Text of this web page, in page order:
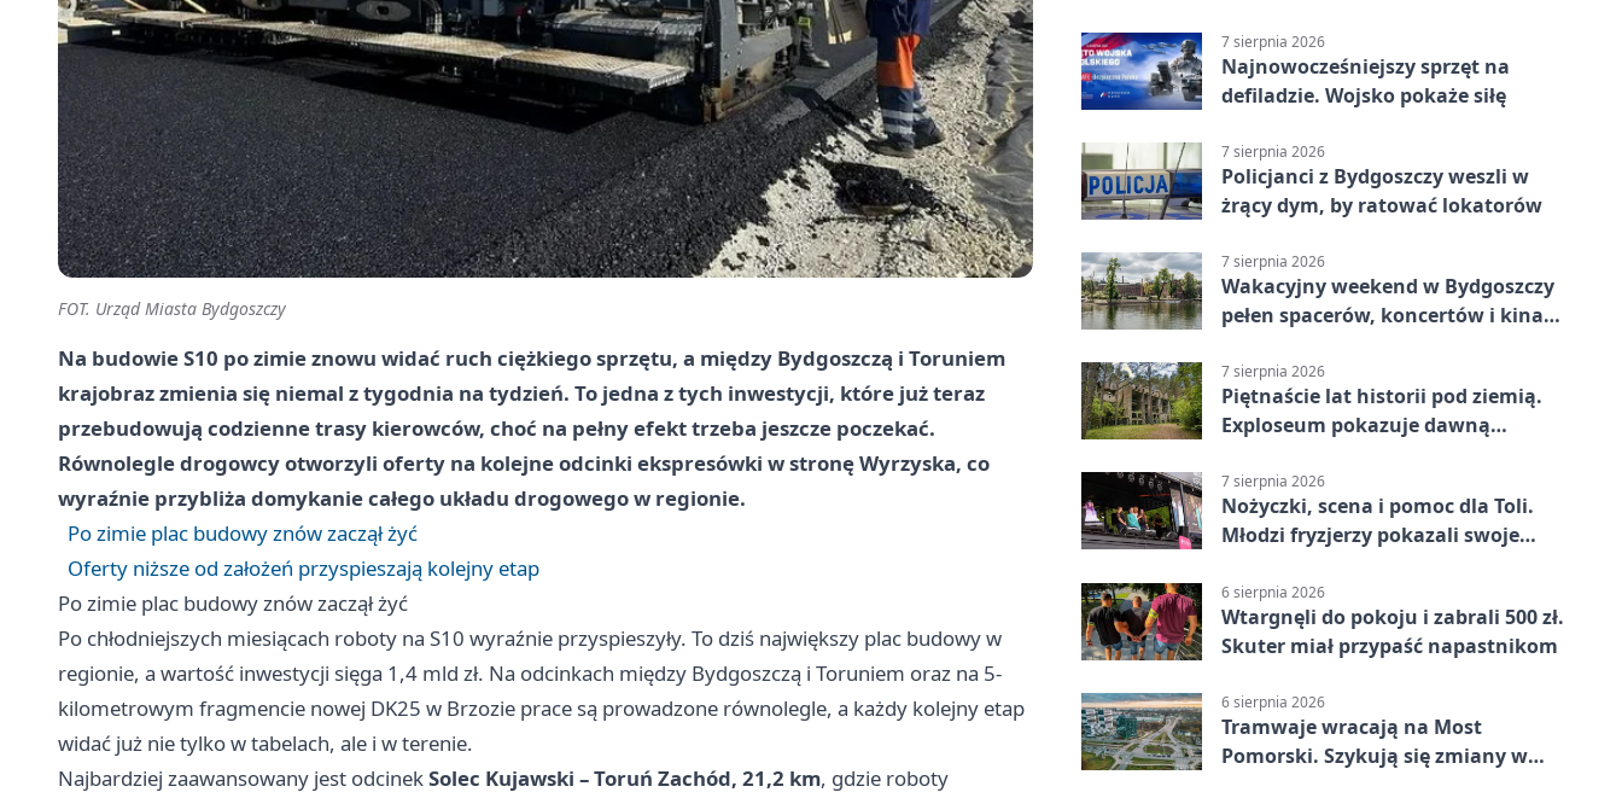
FOT. Urząd Miasta Bydgoszczy
Na budowie S10 po zimie znowu widać ruch ciężkiego sprzętu, a między Bydgoszczą i Toruniem
krajobraz zmienia się niemal z tygodnia na tydzień. To jedna z tych inwestycji, które już teraz
przebudowują codzienne trasy kierowców, choć na pełny efekt trzeba jeszcze poczekać.
Równolegle drogowcy otworzyli oferty na kolejne odcinki ekspresówki w stronę Wyrzyska, co
wyraźnie przybliża domykanie całego układu drogowego w regionie.
Po zimie plac budowy znów zaczął żyć
Oferty niższe od założeń przyspieszają kolejny etap
Po zimie plac budowy znów zaczął żyć
Po chłodniejszych miesiącach roboty na S10 wyraźnie przyspieszyły. To dziś największy plac budowy w
regionie, a wartość inwestycji sięga 1,4 mld zł. Na odcinkach między Bydgoszczą i Toruniem oraz na 5-
kilometrowym fragmencie nowej DK25 w Brzozie prace są prowadzone równolegle, a każdy kolejny etap
widać już nie tylko w tabelach, ale i w terenie.
Najbardziej zaawansowany jest odcinekSolec Kujawski – Toruń Zachód, 21,2 km, gdzie roboty
7 sierpnia 2026
Najnowocześniejszy sprzęt na
defiladzie. Wojsko pokaże siłę
7 sierpnia 2026
Policjanci z Bydgoszczy weszli w
żrący dym, by ratować lokatorów
7 sierpnia 2026
Wakacyjny weekend w Bydgoszczy
pełen spacerów, koncertów i kina
7 sierpnia 2026
Piętnaście lat historii pod ziemią.
Exploseum pokazuje dawną
7 sierpnia 2026
Nożyczki, scena i pomoc dla Toli.
Młodzi fryzjerzy pokazali swoje
6 sierpnia 2026
Wtargnęli do pokoju i zabrali 500 zł.
Skuter miał przypaść napastnikom
6 sierpnia 2026
Tramwaje wracają na Most
Pomorski. Szykują się zmiany w